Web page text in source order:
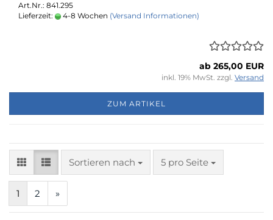
Art.Nr.: 841.295
Lieferzeit:
4-8 Wochen (Versand Informationen)
ab 265,00 EUR
inkl. 19% MwSt. zzgl. Versand
ZUM ARTIKEL
Sortieren nach
Sortieren nach 5 pro Seite
pro Seite
1 2 »